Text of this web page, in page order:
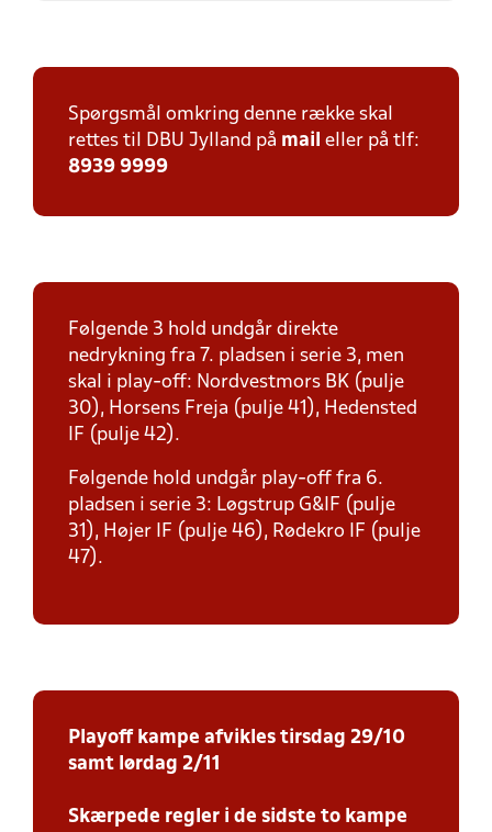
Spørgsmål omkring denne række skal
rettes til DBU Jylland på mail eller på tlf:
8939 9999
Følgende 3 hold undgår direkte
nedrykning fra 7. pladsen i serie 3, men
skal i play-off: Nordvestmors BK (pulje
30), Horsens Freja (pulje 41), Hedensted
IF (pulje 42).
Følgende hold undgår play-off fra 6.
pladsen i serie 3: Løgstrup G&IF (pulje
31), Højer IF (pulje 46), Rødekro IF (pulje
47).
Playoff kampe afvikles tirsdag 29/10
samt lørdag 2/11
Skærpede regler i de sidste to kampe